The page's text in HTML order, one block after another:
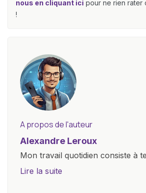
nous en cliquant ici pour ne rien rater
!
A propos de l'auteur
Alexandre Leroux
Mon travail quotidien consiste à
nouveaux appareils, à rédiger des
Lire la suite